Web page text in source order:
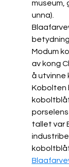
museum,
unna).
Modum
av kong
å utvinne
Kobolten
tallet var